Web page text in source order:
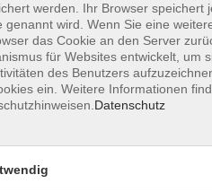
KI-
souveräne
1. KI-
werden. Ihr Browser speichert
genannt wird. Wenn Sie eine
das Cookie an den Server
für Websites entwickelt, um
des Benutzers
ein. Weitere Informationen
Datenschutz